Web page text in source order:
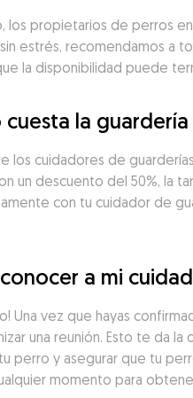
los propietarios de perros en
estrés, recomendamos a
la disponibilidad puede
cuesta la
los cuidadores de
un descuento del 50%, la
con tu cuidador de
a mi
Una vez que hayas
una reunión. Esto te da
perro y asegurar que tu
momento para